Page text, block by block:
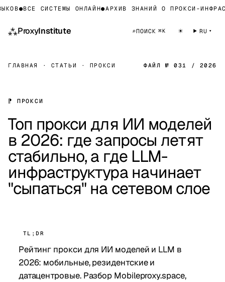
●ВСЕ СИСТЕМЫ ОНЛАЙН●АРХИВ ЗНАНИЙ О ПРОКСИ-
⁂ProxyInstitute ⌕ПОИСК ⌘K ☀ RU
ГЛАВНАЯ · СТАТЬИ · ПРОКСИ ФАЙЛ № 031 / 2026
⁋ ПРОКСИ
Топ прокси для ИИ моделей
в 2026: где запросы летят
стабильно, а где LLM-
инфраструктура начинает
"сыпаться" на сетевом слое
TL;DR
Рейтинг прокси для ИИ моделей и LLM в
2026: мобильные, резидентские и
датацентровые. Разбор Mobileproxy.space,